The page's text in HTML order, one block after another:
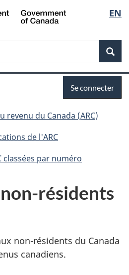
Passer
au
Passer
au
Passer
à
du
Passer
à
simplifiée
de
la
EN
connecter
Se connecter
revenu du Canada (ARC)
de l'ARC
classées par numéro
résidents
non-résidents du Canada
canadiens.